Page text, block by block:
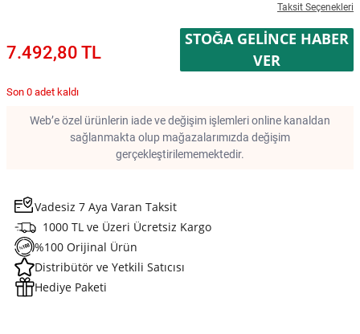
Taksit Seçenekleri
7.492,80 TL
STOĞA GELINCE HABER
VER
Son 0 adet kaldı
Web’e özel ürünlerin iade ve değişim işlemleri online kanaldan
sağlanmakta olup mağazalarımızda değişim
gerçekleştirilememektedir.
Vadesiz 7 Aya Varan Taksit
1000 TL ve Üzeri Ücretsiz Kargo
%100 Orijinal Ürün
Distribütör ve Yetkili Satıcısı
Hediye Paketi